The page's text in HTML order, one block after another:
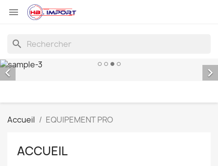

search
 
Accueil EQUIPEMENT PRO
ACCUEIL